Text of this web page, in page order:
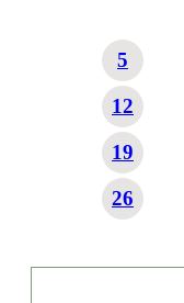
5
12
19
26